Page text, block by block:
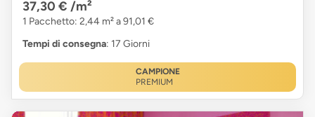
37,30 € /m²
1 Pacchetto: 2,44 m² a 91,01 €
Tempi di consegna: 17 Giorni
CAMPIONE
PREMIUM